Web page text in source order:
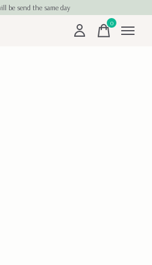
be send the same day
0items